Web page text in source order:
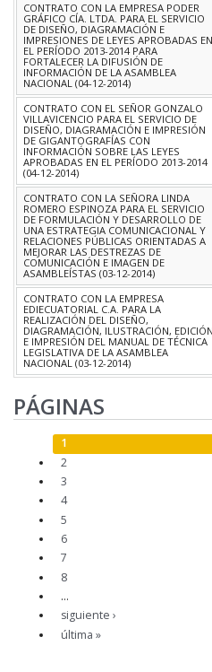
CONTRATO CON LA EMPRESA PODER
GRÁFICO CÍA. LTDA. PARA EL SERVICIO
DE DISEÑO, DIAGRAMACIÓN E
IMPRESIONES DE LEYES APROBADAS EN
EL PERÍODO 2013-2014 PARA
FORTALECER LA DIFUSIÓN DE
INFORMACIÓN DE LA ASAMBLEA
NACIONAL (04-12-2014)
CONTRATO CON EL SEÑOR GONZALO
VILLAVICENCIO PARA EL SERVICIO DE
DISEÑO, DIAGRAMACIÓN E IMPRESIÓN
DE GIGANTOGRAFÍAS CON
INFORMACIÓN SOBRE LAS LEYES
APROBADAS EN EL PERÍODO 2013-2014
(04-12-2014)
CONTRATO CON LA SEÑORA LINDA
ROMERO ESPINOZA PARA EL SERVICIO
DE FORMULACIÓN Y DESARROLLO DE
UNA ESTRATEGIA COMUNICACIONAL Y
RELACIONES PÚBLICAS ORIENTADAS A
MEJORAR LAS DESTREZAS DE
COMUNICACIÓN E IMAGEN DE
ASAMBLEÍSTAS (03-12-2014)
CONTRATO CON LA EMPRESA
EDIECUATORIAL C.A. PARA LA
REALIZACIÓN DEL DISEÑO,
DIAGRAMACIÓN, ILUSTRACIÓN, EDICIÓN
E IMPRESIÓN DEL MANUAL DE TÉCNICA
LEGISLATIVA DE LA ASAMBLEA
NACIONAL (03-12-2014)
PÁGINAS
1
2
3
4
5
6
7
8
…
siguiente ›
última »